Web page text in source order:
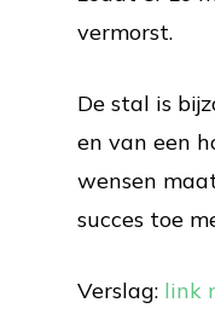
vermorst.
De stal is
en van een
wensen
succes toe
Verslag: link